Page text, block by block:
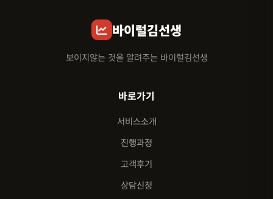
바이럴김선생
보이지않는 것을 알려주는 바이럴김선생
바로가기
서비스소개
진행과정
고객후기
상담신청